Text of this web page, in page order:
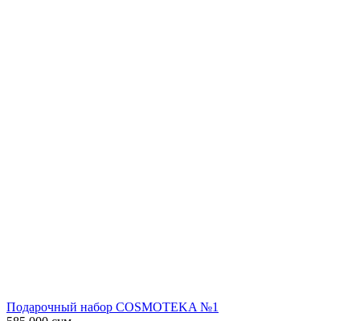
Подарочный набор COSMOTEKA №1